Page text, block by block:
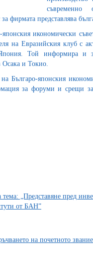
фирмата представлява
японския икономически
на Евразийския клуб с
Той информира и
Осака и Токио.
Българо-японския
за форуми и срещи
тема: „Представяне пред
от БАН”
на почетното